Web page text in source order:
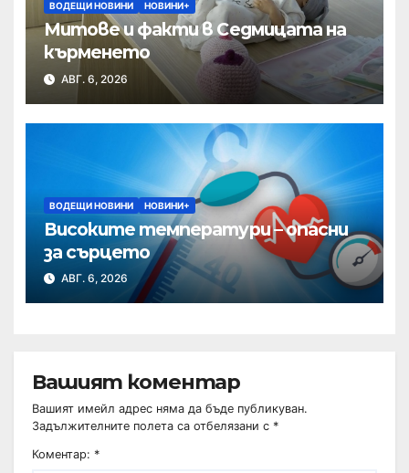
ВОДЕЩИ НОВИНИ НОВИНИ+
Митове и факти в Седмицата на
кърменето
АВГ. 6, 2026
ВОДЕЩИ НОВИНИ НОВИНИ+
Високите температури – опасни
за сърцето
АВГ. 6, 2026
Вашият коментар
Вашият имейл адрес няма да бъде публикуван.
Задължителните полета са отбелязани с *
Коментар: *